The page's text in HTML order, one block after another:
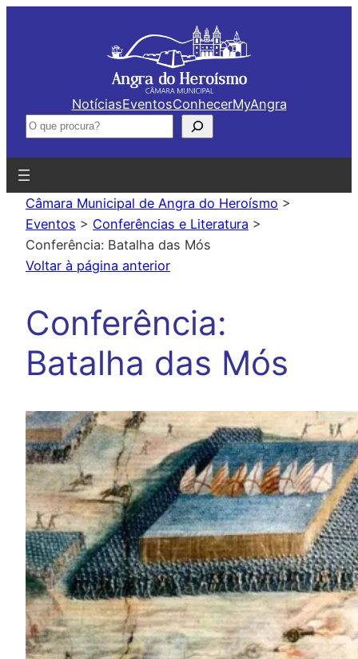
NotíciasEventosConhecerMyAngra
Pesquisar
Câmara Municipal de Angra do Heroísmo >
Eventos > Conferências e Literatura >
Conferência: Batalha das Mós
Voltar à página anterior
Conferência:
Batalha das Mós